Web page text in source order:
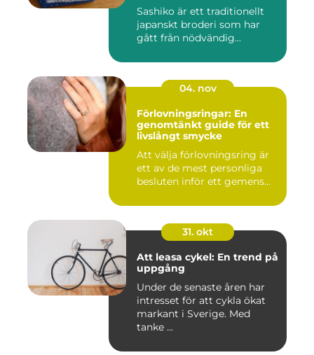
Sashiko är ett traditionellt
japanskt broderi som har
gått från nödvändig...
04. nov
Förlovningsringar: En
genomtänkt guide för ett
livslångt smycke
Att välja förlovningsring är
ett av de mest personliga
besluten inför ett gemens...
31. okt
Att leasa cykel: En trend på
uppgång
Under de senaste åren har
intresset för att cykla ökat
markant i Sverige. Med
tanke ...